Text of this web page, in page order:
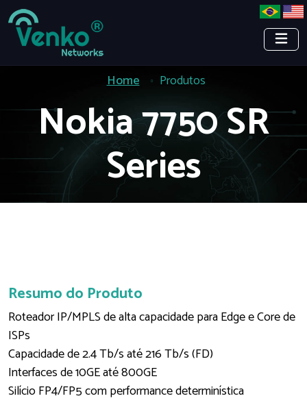
Home Produtos
Nokia 7750 SR
Series
Resumo do Produto
Roteador IP/MPLS de alta capacidade para Edge e Core de
ISPs
Capacidade de 2.4 Tb/s até 216 Tb/s (FD)
Interfaces de 10GE até 800GE
Silício FP4/FP5 com performance determinística